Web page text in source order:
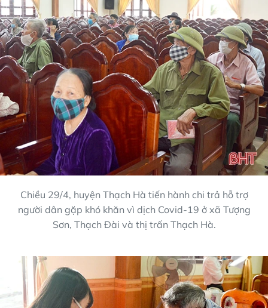
Chiều 29/4, huyện Thạch Hà tiến hành chi trả hỗ trợ
người dân gặp khó khăn vì dịch Covid-19 ở xã Tượng
Sơn, Thạch Đài và thị trấn Thạch Hà.